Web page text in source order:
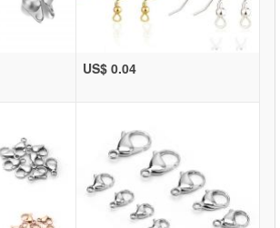
US$ 0.04